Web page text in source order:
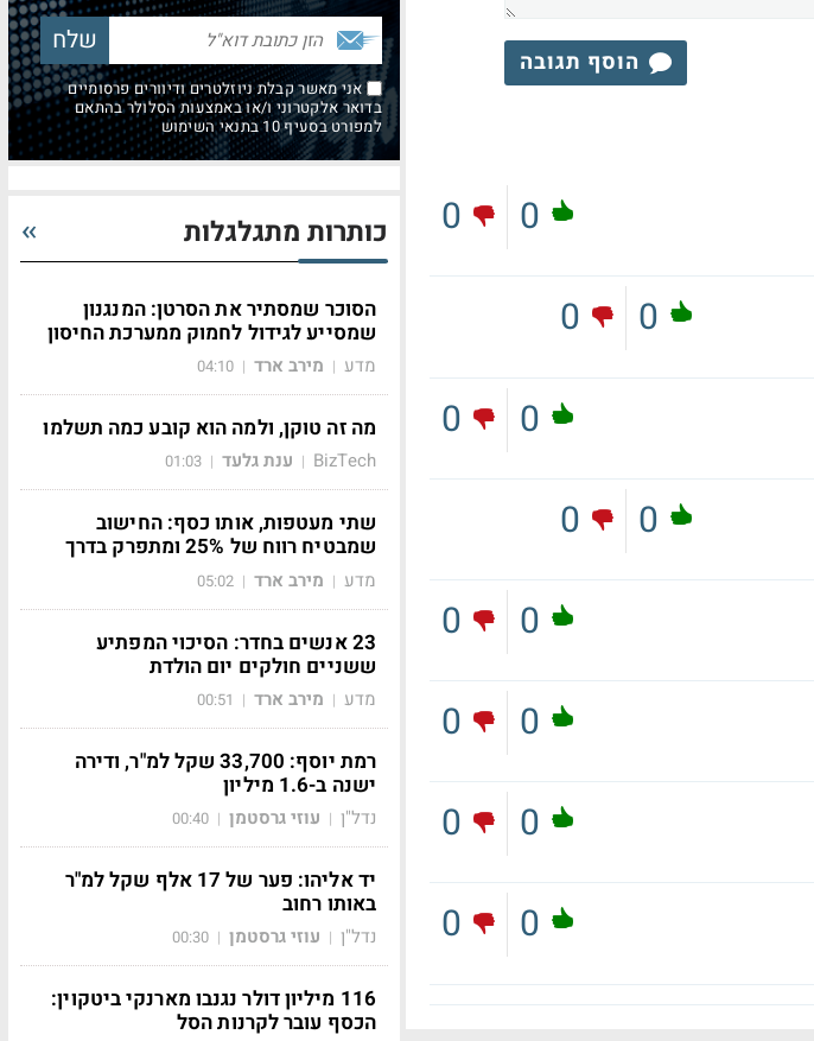
הוסף תגובה
0
0
0
0
0
0
0
0
0
0
0
0
0
0
0
0
אני מאשר קבלת ניוזלטרים ודיוורים פרסומיים
בדואר אלקטרוני ו/או באמצעות הסלולר בהתאם
למפורט בסעיף 10 בתנאי השימוש
כותרות מתגלגלות
הסוכר שמסתיר את הסרטן: המנגנון
שמסייע לגידול לחמוק ממערכת החיסון
מדע | מירב ארד |
04:10
מה זה טוקן, ולמה הוא קובע כמה תשלמו
BizTech
| ענת גלעד |
01:03
שתי מעטפות, אותו כסף: החישוב
שמבטיח רווח של 25% ומתפרק בדרך
מדע | מירב ארד |
05:02
23 אנשים בחדר: הסיכוי המפתיע
ששניים חולקים יום הולדת
מדע | מירב ארד |
00:51
רמת יוסף: 33,700 שקל למ"ר, ודירה
ישנה ב-1.6 מיליון
נדל"ן | עוזי גרסטמן |
00:40
יד אליהו: פער של 17 אלף שקל למ"ר
באותו רחוב
נדל"ן | עוזי גרסטמן |
00:30
116 מיליון דולר נגנבו מארנקי ביטקוין:
הכסף עובר לקרנות הסל